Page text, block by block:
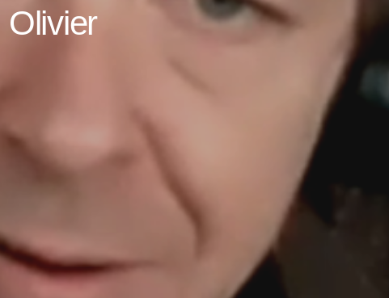
Olivier